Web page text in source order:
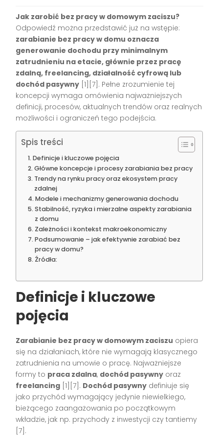
Jak zarobić bez pracy w domowym zaciszu?
Odpowiedź można przedstawić już na wstępie:
zarabianie bez pracy w domu oznacza
generowanie dochodu przy minimalnym
zatrudnieniu na etacie, głównie przez pracę
zdalną, freelancing, działalność cyfrową lub
dochód pasywny [1][7] . Pełne zrozumienie tej
koncepcji wymaga omówienia najważniejszych
definicji, procesów, aktualnych trendów oraz realnych
możliwości i ograniczeń tego podejścia.
Spis treści
Definicje i kluczowe pojęcia
Główne koncepcje i procesy zarabiania bez pracy
Trendy na rynku pracy oraz ekosystem pracy
zdalnej
Modele i mechanizmy generowania dochodu
Stabilność, ryzyka i mierzalne aspekty zarabiania
z domu
Zależności i kontekst makroekonomiczny
Podsumowanie – jak efektywnie zarabiać bez
pracy w domu?
Źródła:
Definicje i kluczowe
pojęcia
Zarabianie bez pracy w domowym zaciszu opiera
się na działaniach, które nie wymagają klasycznego
zatrudnienia na umowie o pracę. Najważniejsze
formy to praca zdalna, dochód pasywny oraz
freelancing [1][7] . Dochód pasywny definiuje się
jako przychód wymagający jedynie niewielkiego,
bieżącego zaangażowania po początkowym
wkładzie, jak np. przychody z inwestycji czy tantiemy
[7] .